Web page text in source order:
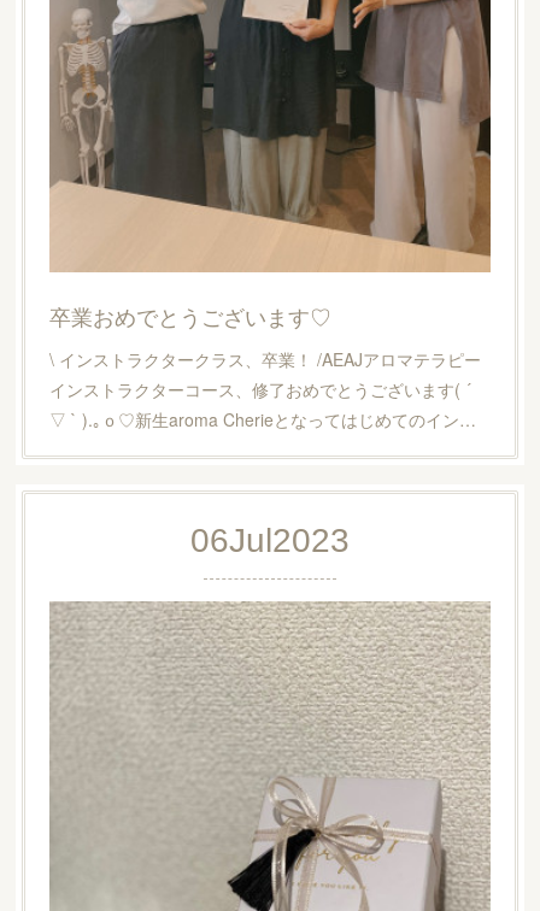
卒業おめでとうございます♡
\ インストラクタークラス、卒業！ /AEAJアロマテラピー
インストラクターコース、修了おめでとうございます( ´
▽ ` ).｡ｏ♡新生aroma Cherieとなってはじめてのイン…
06Jul 2023